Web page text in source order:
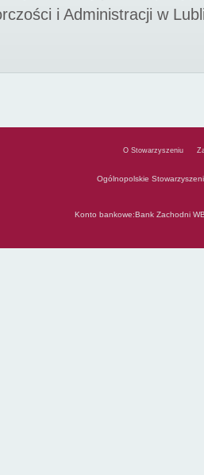
i Administracji w
O Stowarzyszeniu
Ogólnopolskie
Konto bankowe:Bank Zachodni